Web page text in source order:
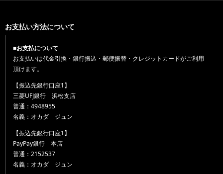
お支払い方法について
■お支払について
お支払いは代金引換・銀行振込・郵便振替・クレジットカードがご利用
頂けます。
【振込先銀行口座1】
三菱UFJ銀行 浜松支店
普通：4948955
名義：オカダ ジュン
【振込先銀行口座1】
PayPay銀行 本店
普通：2152537
名義：オカダ ジュン